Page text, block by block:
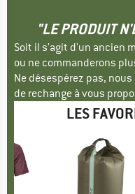
"LE PRODUIT
Soit il s'agit d'un ancien
ou ne commanderons
Ne désespérez pas,
de rechange à vous
LES